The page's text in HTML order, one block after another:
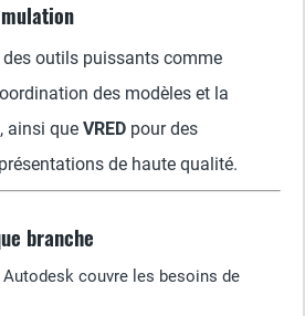
outils puissants comme
des modèles et la
ainsi que VRED pour des
de haute qualité.
branche
couvre les besoins de